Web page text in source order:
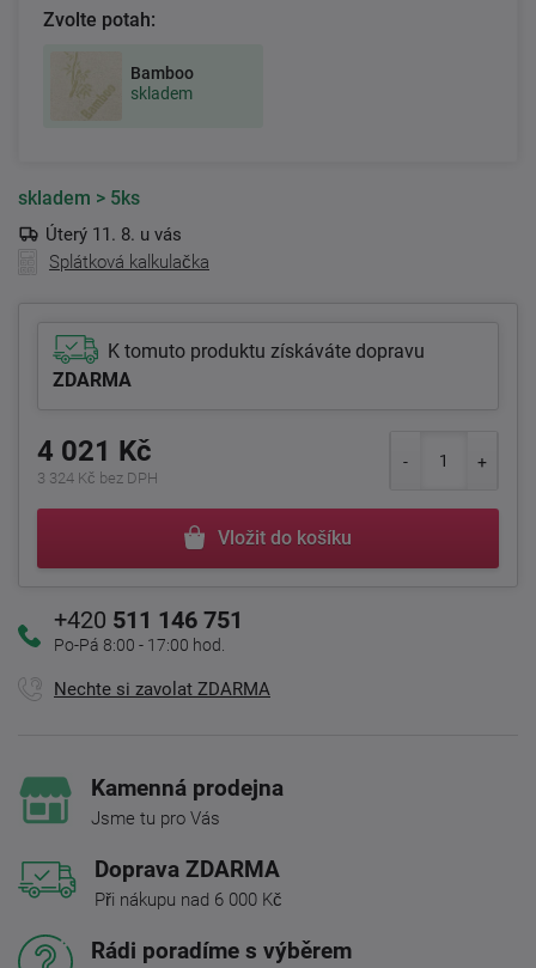
Zvolte potah:
Bamboo
skladem
skladem > 5ks
Úterý 11. 8. u vás
Splátková kalkulačka
K tomuto produktu získáváte dopravu
ZDARMA
4 021 Kč
3 324 Kč bez DPH
Vložit do košíku
+420 511 146 751
Po-Pá 8:00 - 17:00 hod.
Nechte si zavolat ZDARMA
Kamenná prodejna
Jsme tu pro Vás
Doprava ZDARMA
Při nákupu nad 6 000 Kč
Rádi poradíme s výběrem